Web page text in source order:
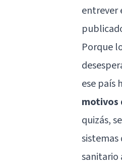
entrever
Porque
ese país
motivos
quizás,
sanitario